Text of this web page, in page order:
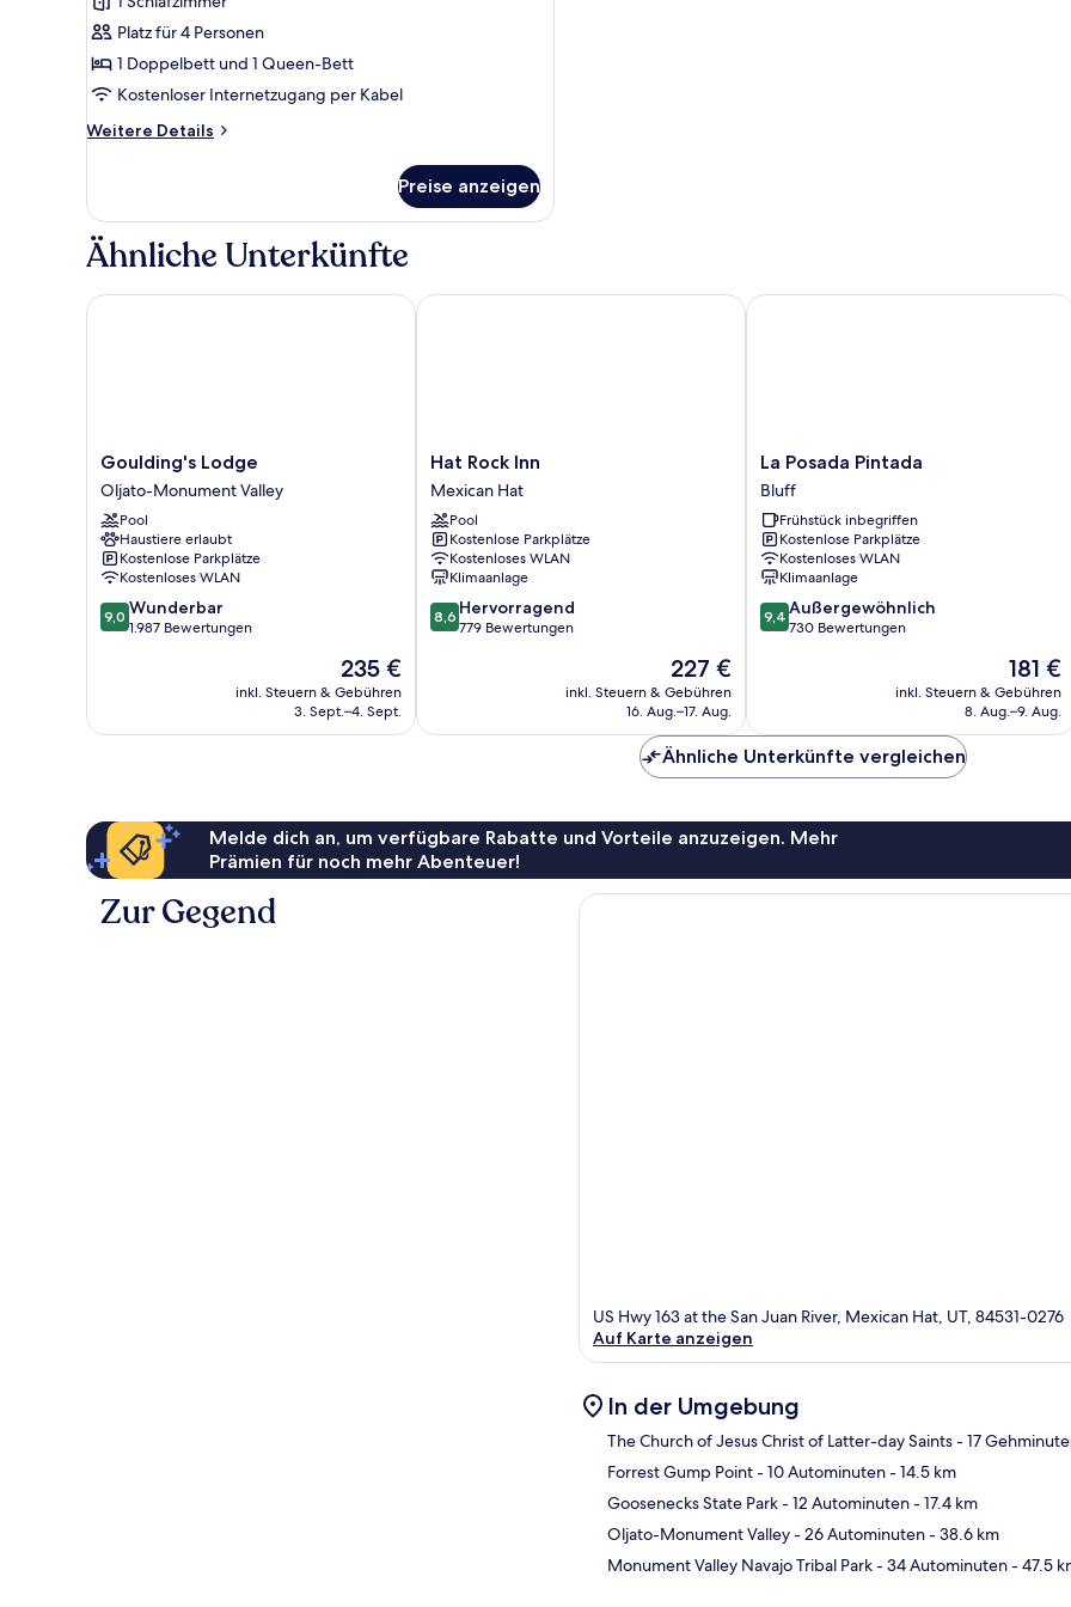
Platz für 4 Personen
1 Doppelbett und 1 Queen-Bett
Kostenloser Internetzugang per Kabel
Weitere Details
Weitere
Doppelzimmer
Preise anzeigen
Ähnliche Unterkünfte
Goulding's
Lodge
Oljato-
Monument
Valley
Goulding's Lodge
Oljato-Monument Valley
Pool
Haustiere erlaubt
Kostenlose Parkplätze
Kostenloses WLAN
9.0
von
9,0 Wunderbar
1.987 Bewertungen
Der
Preis
beträgt
235 €
inkl. Steuern & Gebühren
3. Sept.–4. Sept.
Goulding's Lodge
Hat
Rock
Inn
Mexican
Hat
Hat Rock Inn
Mexican Hat
Pool
Kostenlose Parkplätze
Kostenloses WLAN
Klimaanlage
8.6
von
8,6 Hervorragend
779 Bewertungen
Der
Preis
beträgt
227 €
inkl. Steuern & Gebühren
16. Aug.–17. Aug.
Hat Rock Inn
La
Posada
Pintada
Bluff
La Posada Pintada
Bluff
Frühstück inbegriffen
Kostenlose Parkplätze
Kostenloses WLAN
Klimaanlage
9.4
von
9,4 Außergewöhnlich
730 Bewertungen
Der
Preis
beträgt
181 €
inkl. Steuern & Gebühren
8. Aug.–9. Aug.
La Posada Pintada
Ähnliche Unterkünfte vergleichen
Melde dich an, um verfügbare Rabatte und Vorteile anzuzeigen. Mehr
Prämien für noch mehr Abenteuer!
Zur Gegend
US Hwy 163 at the San Juan River, Mexican Hat, UT, 84531-0276
Auf Karte anzeigen
In der Umgebung
The Church of Jesus Christ of Latter-day Saints- 17
Forrest Gump Point- 10 Autominuten- 14.5 km
Goosenecks State Park- 12 Autominuten- 17.4 km
Oljato-Monument Valley- 26 Autominuten- 38.6 km
Monument Valley Navajo Tribal Park- 34 Autominuten- 47.5